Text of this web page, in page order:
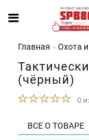
Главная Охота
(чёрный)
0
ВСЕ О ТОВАРЕ